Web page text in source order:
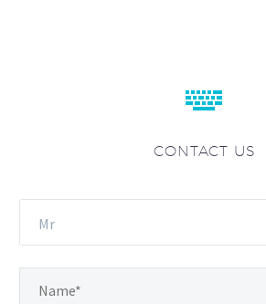


CONTACT US
Mr